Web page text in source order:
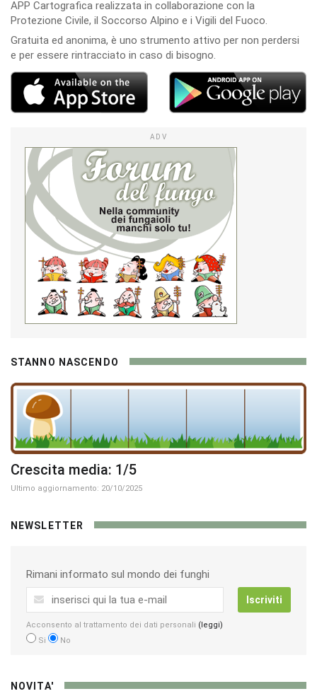
APP Cartografica realizzata in collaborazione con la
Protezione Civile, il Soccorso Alpino e i Vigili del Fuoco.
Gratuita ed anonima, è uno strumento attivo per non perdersi
e per essere rintracciato in caso di bisogno.
ADV
STANNO NASCENDO
Crescita media: 1/5
Ultimo aggiornamento: 20/10/2025
NEWSLETTER
Rimani informato sul mondo dei funghi
Iscriviti
Acconsento al trattamento dei dati personali (leggi)
Si
No
NOVITA'